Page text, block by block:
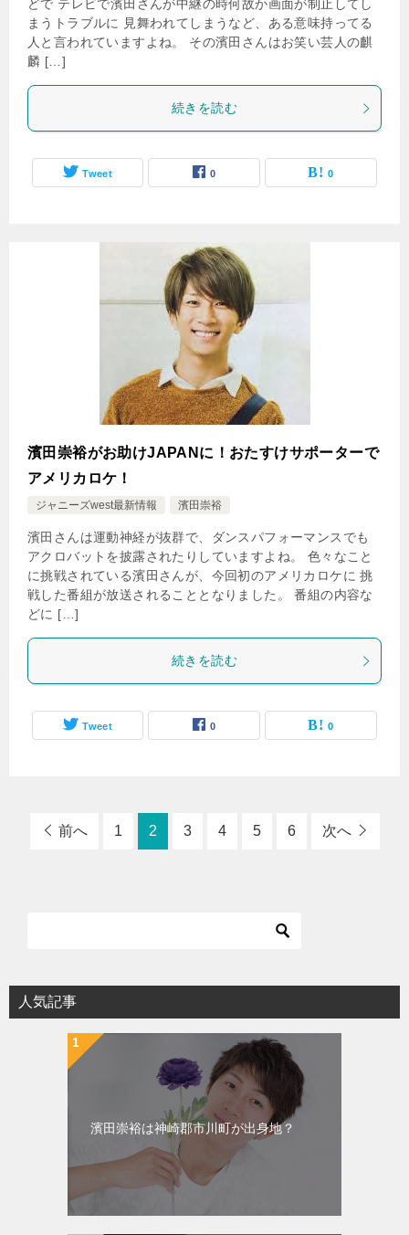
どで テレビで濱田さんが中継の時何故か画面が制止してし
まうトラブルに 見舞われてしまうなど、ある意味持ってる
人と言われていますよね。 その濱田さんはお笑い芸人の麒
麟 […]
続きを読む
Tweet 0 0
濱田崇裕がお助けJAPANに！おたすけサポーターで
アメリカロケ！
ジャニーズwest最新情報 濱田崇裕
濱田さんは運動神経が抜群で、ダンスパフォーマンスでも
アクロバットを披露されたりしていますよね。 色々なこと
に挑戦されている濱田さんが、今回初のアメリカロケに 挑
戦した番組が放送されることとなりました。 番組の内容な
どに […]
続きを読む
Tweet 0 0
前へ 1 2 3 4 5 6 次へ
人気記事
濱田崇裕は神崎郡市川町が出身地？